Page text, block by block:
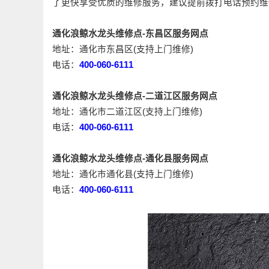
了更快享受优质的维修服务，建议提前拨打电话预约
通化浪鲸水龙头维修点-东昌区服务网点
地址：通化市东昌区(支持上门维修)
电话： 400-060-6111
通化浪鲸水龙头维修点-二道江区服务网点
地址：通化市二道江区(支持上门维修)
电话： 400-060-6111
通化浪鲸水龙头维修点-通化县服务网点
地址：通化市通化县(支持上门维修)
电话： 400-060-6111